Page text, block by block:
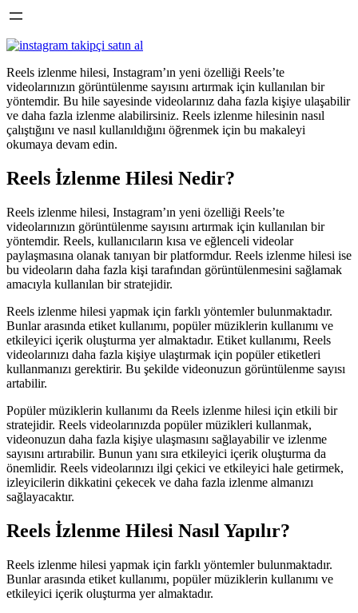
Reels izlenme hilesi, Instagram’ın yeni özelliği Reels’te
videolarınızın görüntülenme sayısını artırmak için kullanılan bir
yöntemdir. Bu hile sayesinde videolarınız daha fazla kişiye ulaşabilir
ve daha fazla izlenme alabilirsiniz. Reels izlenme hilesinin nasıl
çalıştığını ve nasıl kullanıldığını öğrenmek için bu makaleyi
okumaya devam edin.
Reels İzlenme Hilesi Nedir?
Reels izlenme hilesi, Instagram’ın yeni özelliği Reels’te
videolarınızın görüntülenme sayısını artırmak için kullanılan bir
yöntemdir. Reels, kullanıcıların kısa ve eğlenceli videolar
paylaşmasına olanak tanıyan bir platformdur. Reels izlenme hilesi ise
bu videoların daha fazla kişi tarafından görüntülenmesini sağlamak
amacıyla kullanılan bir stratejidir.
Reels izlenme hilesi yapmak için farklı yöntemler bulunmaktadır.
Bunlar arasında etiket kullanımı, popüler müziklerin kullanımı ve
etkileyici içerik oluşturma yer almaktadır. Etiket kullanımı, Reels
videolarınızı daha fazla kişiye ulaştırmak için popüler etiketleri
kullanmanızı gerektirir. Bu şekilde videonuzun görüntülenme sayısı
artabilir.
Popüler müziklerin kullanımı da Reels izlenme hilesi için etkili bir
stratejidir. Reels videolarınızda popüler müzikleri kullanmak,
videonuzun daha fazla kişiye ulaşmasını sağlayabilir ve izlenme
sayısını artırabilir. Bunun yanı sıra etkileyici içerik oluşturma da
önemlidir. Reels videolarınızı ilgi çekici ve etkileyici hale getirmek,
izleyicilerin dikkatini çekecek ve daha fazla izlenme almanızı
sağlayacaktır.
Reels İzlenme Hilesi Nasıl Yapılır?
Reels izlenme hilesi yapmak için farklı yöntemler bulunmaktadır.
Bunlar arasında etiket kullanımı, popüler müziklerin kullanımı ve
etkileyici içerik oluşturma yer almaktadır.